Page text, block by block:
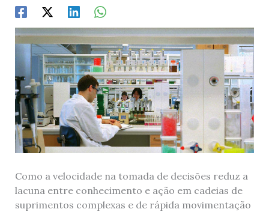
Como a velocidade na tomada de decisões reduz a
lacuna entre conhecimento e ação em cadeias de
suprimentos complexas e de rápida movimentação